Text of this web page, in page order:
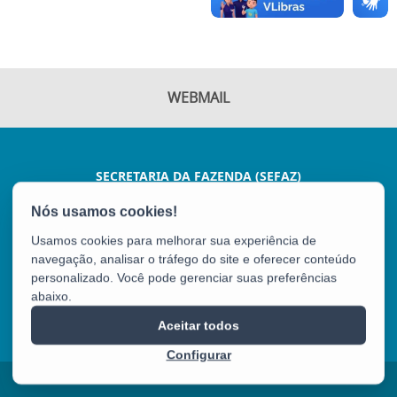
WEBMAIL
SECRETARIA DA FAZENDA (SEFAZ)
AV JOÃO BATISTA PARRA, 600 - ENSEADA DO SUÁ
Tel.: (27) 3347-5102
Usamos cookies para melhorar sua experiência de
navegação, analisar o tráfego do site e oferecer conteúdo
personalizado. Você pode gerenciar suas preferências
abaixo.
Configurar
Aceitar todos